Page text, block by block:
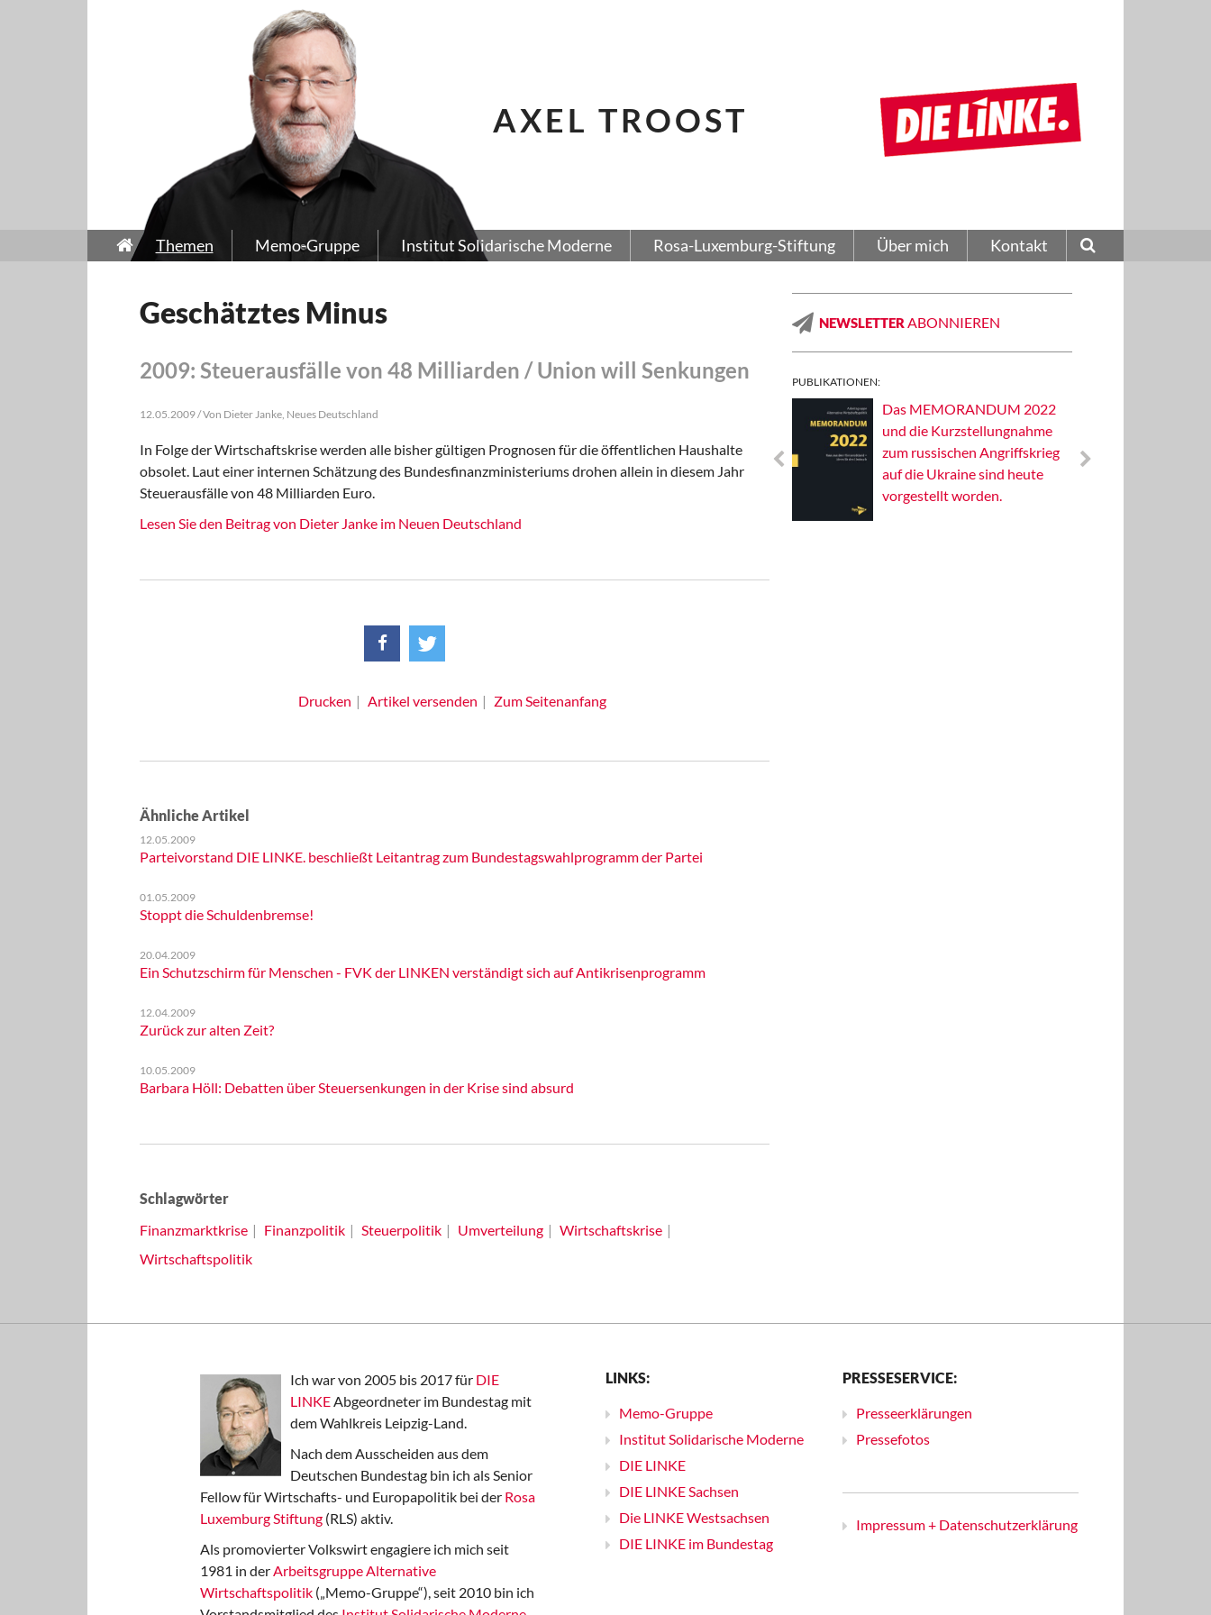
AXEL TROOST
Themen Memo-Gruppe Institut Solidarische Moderne Rosa-Luxemburg-Stiftung Über mich Kontakt
Geschätztes Minus
2009: Steuerausfälle von 48 Milliarden / Union will Senkungen
12.05.2009 / Von Dieter Janke, Neues Deutschland
In Folge der Wirtschaftskrise werden alle bisher gültigen Prognosen für die öffentlichen Haushalte
obsolet. Laut einer internen Schätzung des Bundesfinanzministeriums drohen allein in diesem Jahr
Steuerausfälle von 48 Milliarden Euro.
Lesen Sie den Beitrag von Dieter Janke im Neuen Deutschland
Drucken Artikel versenden Zum Seitenanfang
Ähnliche Artikel
12.05.2009
Parteivorstand DIE LINKE. beschließt Leitantrag zum Bundestagswahlprogramm der Partei
01.05.2009
Stoppt die Schuldenbremse!
20.04.2009
Ein Schutzschirm für Menschen - FVK der LINKEN verständigt sich auf Antikrisenprogramm
12.04.2009
Zurück zur alten Zeit?
10.05.2009
Barbara Höll: Debatten über Steuersenkungen in der Krise sind absurd
Schlagwörter
Finanzmarktkrise
Finanzpolitik Steuerpolitik Umverteilung
Wirtschaftskrise
Wirtschaftspolitik
NEWSLETTER ABONNIEREN
PUBLIKATIONEN:
Das MEMORANDUM 2022
und die Kurzstellungnahme
zum russischen Angriffskrieg
auf die Ukraine sind heute
vorgestellt worden.
Ich war von 2005 bis 2017 für DIE
LINKEAbgeordneter im Bundestag mit
dem Wahlkreis Leipzig-Land.
Nach dem Ausscheiden aus dem
Deutschen Bundestag bin ich als Senior
Fellow für Wirtschafts- und Europapolitik bei der Rosa
Luxemburg Stiftung (RLS) aktiv.
Als promovierter Volkswirt engagiere ich mich seit
1981 in derArbeitsgruppe Alternative
Wirtschaftspolitik („Memo-Gruppe“), seit 2010 bin ich
LINKS:
Memo-Gruppe
Institut Solidarische Moderne
DIE LINKE
DIE LINKE Sachsen
Die LINKE Westsachsen
DIE LINKE im Bundestag
PRESSESERVICE:
Presseerklärungen
Pressefotos
Impressum + Datenschutzerklärung